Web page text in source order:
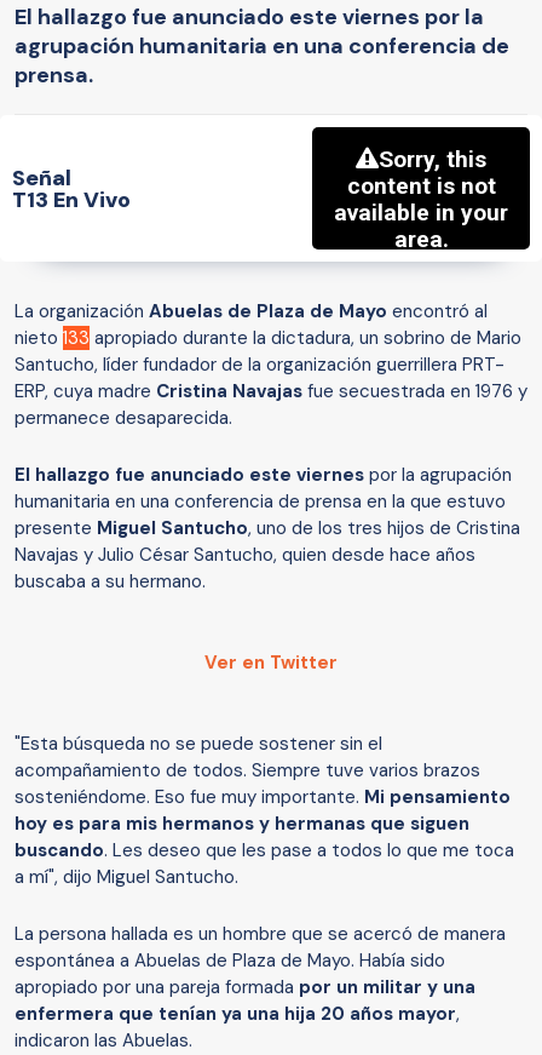
El hallazgo fue anunciado este viernes por la
agrupación humanitaria en una conferencia de
prensa.
Señal
T13 En Vivo
La organización Abuelas de Plaza de Mayo encontró al
nieto 133 apropiado durante la dictadura, un sobrino de Mario
Santucho, líder fundador de la organización guerrillera PRT-
ERP, cuya madre Cristina Navajas fue secuestrada en 1976 y
permanece desaparecida.
El hallazgo fue anunciado este viernes por la agrupación
humanitaria en una conferencia de prensa en la que estuvo
presente Miguel Santucho, uno de los tres hijos de Cristina
Navajas y Julio César Santucho, quien desde hace años
buscaba a su hermano.
Ver en Twitter
"Esta búsqueda no se puede sostener sin el
acompañamiento de todos. Siempre tuve varios brazos
sosteniéndome. Eso fue muy importante. Mi pensamiento
hoy es para mis hermanos y hermanas que siguen
buscando. Les deseo que les pase a todos lo que me toca
a mí", dijo Miguel Santucho.
La persona hallada es un hombre que se acercó de manera
espontánea a Abuelas de Plaza de Mayo. Había sido
apropiado por una pareja formada por un militar y una
enfermera que tenían ya una hija 20 años mayor,
indicaron las Abuelas.